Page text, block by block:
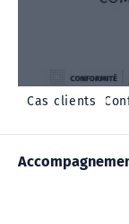
Cas client -
Cas clients